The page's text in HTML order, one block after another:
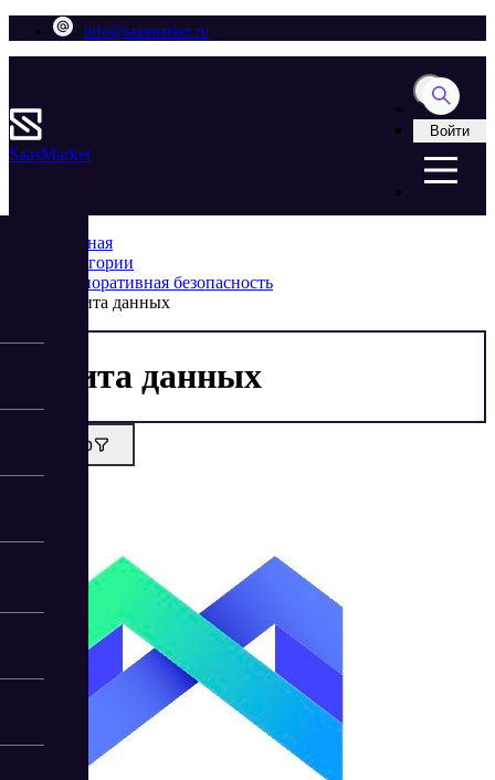
info@saasmarket.ru
SaasMarket
Войти
Главная
Категории
Корпоративная безопасность
Защита данных
Защита данных
Фильтр